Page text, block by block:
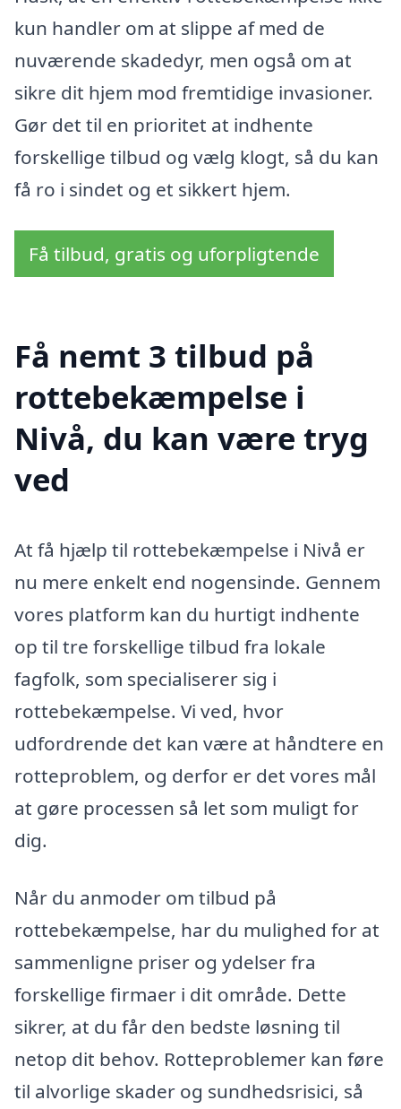
kun handler om at slippe af med de
nuværende skadedyr, men også om at
sikre dit hjem mod fremtidige invasioner.
Gør det til en prioritet at indhente
forskellige tilbud og vælg klogt, så du kan
få ro i sindet og et sikkert hjem.
Få tilbud, gratis og uforpligtende
Få nemt 3 tilbud på
rottebekæmpelse i
Nivå, du kan være tryg
ved
At få hjælp til rottebekæmpelse i Nivå er
nu mere enkelt end nogensinde. Gennem
vores platform kan du hurtigt indhente
op til tre forskellige tilbud fra lokale
fagfolk, som specialiserer sig i
rottebekæmpelse. Vi ved, hvor
udfordrende det kan være at håndtere en
rotteproblem, og derfor er det vores mål
at gøre processen så let som muligt for
dig.
Når du anmoder om tilbud på
rottebekæmpelse, har du mulighed for at
sammenligne priser og ydelser fra
forskellige firmaer i dit område. Dette
sikrer, at du får den bedste løsning til
netop dit behov. Rotteproblemer kan føre
til alvorlige skader og sundhedsrisici, så